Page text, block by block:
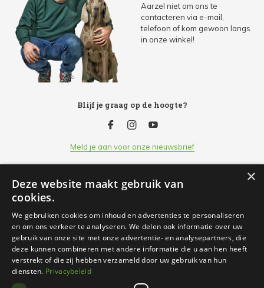
Aarzel niet om ons te
contacteren via e-mail,
telefoon of kom gewoon langs
in onze winkel!
Blijf je graag op de hoogte?
Meld je aan voor onze nieuwsbrief
Klantenservice
Openingsuren
Informatie
×
Deze website maakt gebruik van
cookies.
We gebruiken cookies om inhoud en advertenties te personaliseren
en om ons verkeer te analyseren. We delen ook informatie over uw
gebruik van onze site met onze advertentie- en analysepartners, die
deze kunnen combineren met andere informatie die u aan hen heeft
verstrekt of die zij hebben verzameld door uw gebruik van hun
diensten. Privacybeleid